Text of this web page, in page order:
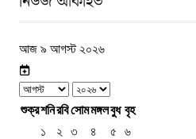
আজ ৯ আগস্ট ২০২৬
শুক্রশনিরবিসোমমঙ্গলবুধ বৃহ
১
২ ৩ ৪ ৫
৬